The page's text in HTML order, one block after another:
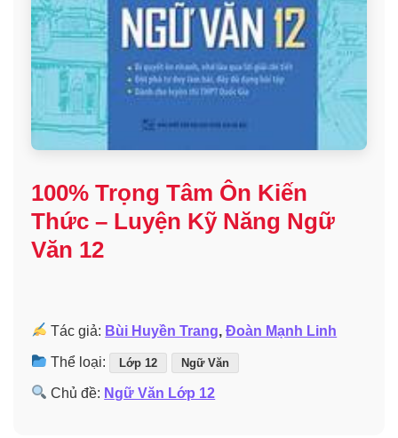
100% Trọng Tâm Ôn Kiến
Thức – Luyện Kỹ Năng Ngữ
Văn 12
Tác giả: Bùi Huyền Trang,Đoàn Mạnh Linh
Thể loại: Lớp 12 Ngữ Văn
Chủ đề: Ngữ Văn Lớp 12